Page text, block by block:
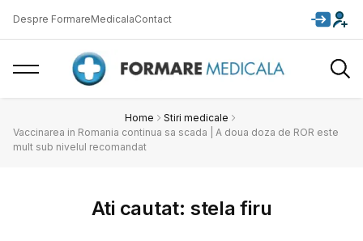
Despre FormareMedicalaContact
Home
Stiri medicale
Vaccinarea in Romania continua sa scada | A doua doza de ROR este
mult sub nivelul recomandat
Ati cautat: stela firu